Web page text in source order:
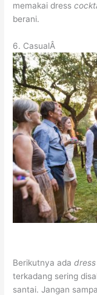
memakai dress
berani.
6. CasualÂ
Berikutnya ada
terkadang sering
santai. Jangan